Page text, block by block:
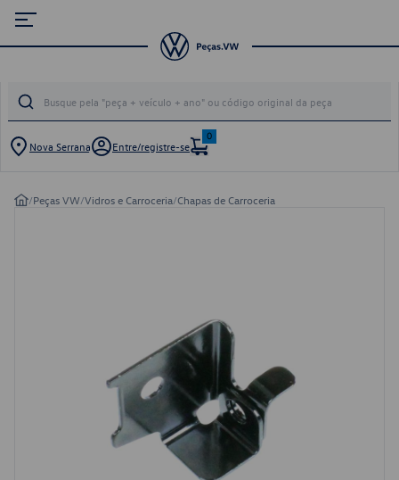
Nova Serrana Entre/registre-se
0
/Peças VW/Vidros e Carroceria/Chapas de Carroceria